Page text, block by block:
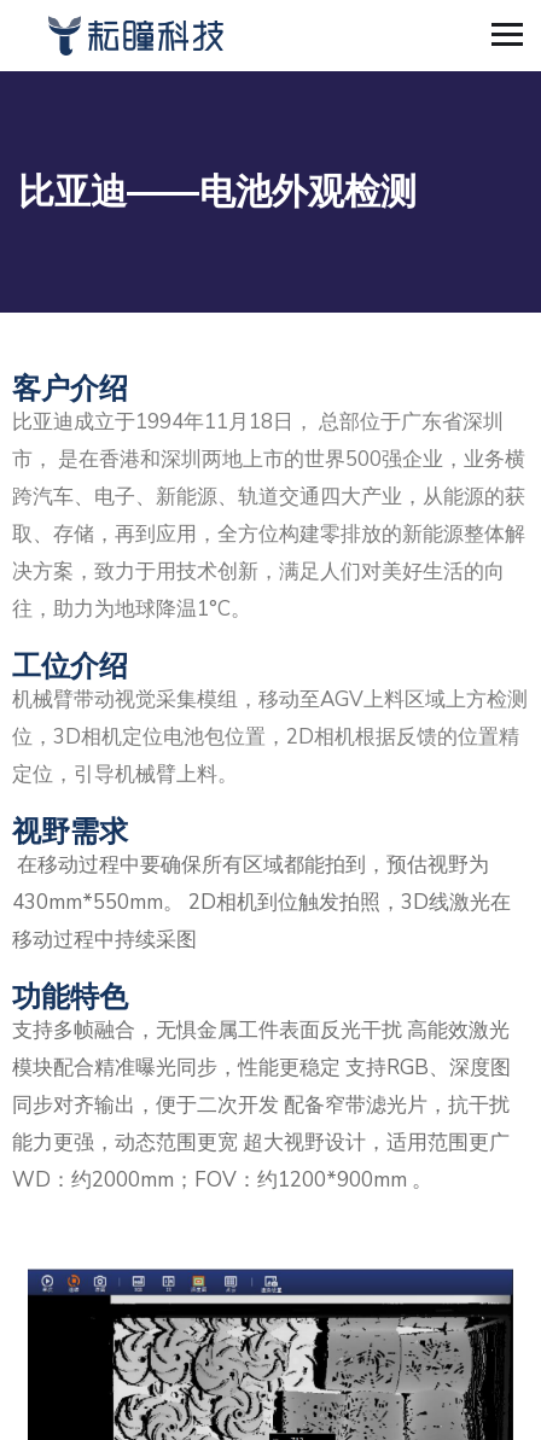
比亚迪——电池外观检测
客户介绍
比亚迪成立于1994年11月18日， 总部位于广东省深圳
市， 是在香港和深圳两地上市的世界500强企业，业务横
跨汽车、电子、新能源、轨道交通四大产业，从能源的获
取、存储，再到应用，全方位构建零排放的新能源整体解
决方案，致力于用技术创新，满足人们对美好生活的向
往，助力为地球降温1°C。
工位介绍
机械臂带动视觉采集模组，移动至AGV上料区域上方检测
位，3D相机定位电池包位置，2D相机根据反馈的位置精
定位，引导机械臂上料。
视野需求
在移动过程中要确保所有区域都能拍到，预估视野为
430mm*550mm。 2D相机到位触发拍照，3D线激光在
移动过程中持续采图
功能特色
支持多帧融合，无惧金属工件表面反光干扰 高能效激光
模块配合精准曝光同步，性能更稳定 支持RGB、深度图
同步对齐输出，便于二次开发 配备窄带滤光片，抗干扰
能力更强，动态范围更宽 超大视野设计，适用范围更广
WD：约2000mm；FOV：约1200*900mm 。